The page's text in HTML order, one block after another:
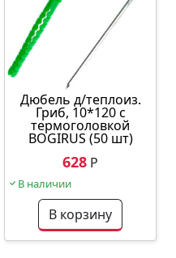
Дюбель д/теплоиз.
Гриб, 10*120 с
термоголовкой
BOGIRUS (50 шт)
628 Р
В наличии
В корзину